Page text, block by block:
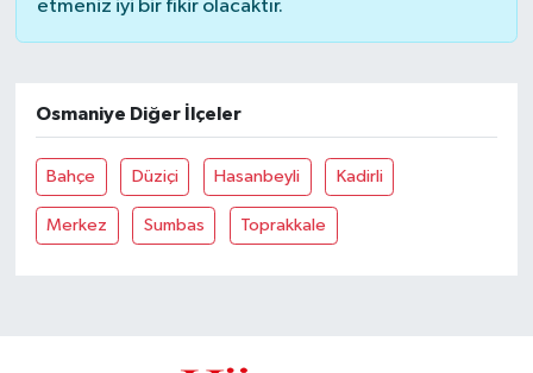
etmeniz iyi bir fikir olacaktır.
Osmaniye Diğer İlçeler
Bahçe Düziçi Hasanbeyli Kadirli
Merkez Sumbas Toprakkale